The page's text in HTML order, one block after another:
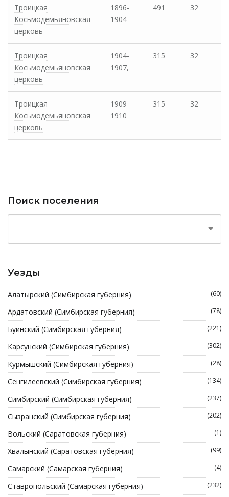
Троицкая
Косьмодемьяновская
церковь
1896-
1904
491 32
Троицкая
Косьмодемьяновская
церковь
1904-
1907,
315 32
Троицкая
Косьмодемьяновская
церковь
1909-
1910
315 32
Поиск поселения
Уезды
Алатырский (Симбирская губерния) (60)
Ардатовский (Симбирская губерния) (78)
Буинский (Симбирская губерния) (221)
Карсунский (Симбирская губерния) (302)
Курмышский (Симбирская губерния) (28)
Сенгилеевский (Симбирская губерния) (134)
Симбирский (Симбирская губерния) (237)
Сызранский (Симбирская губерния) (202)
Вольский (Саратовская губерния) (1)
Хвалынский (Саратовская губерния) (99)
Самарский (Самарская губерния) (4)
Ставропольский (Самарская губерния) (232)